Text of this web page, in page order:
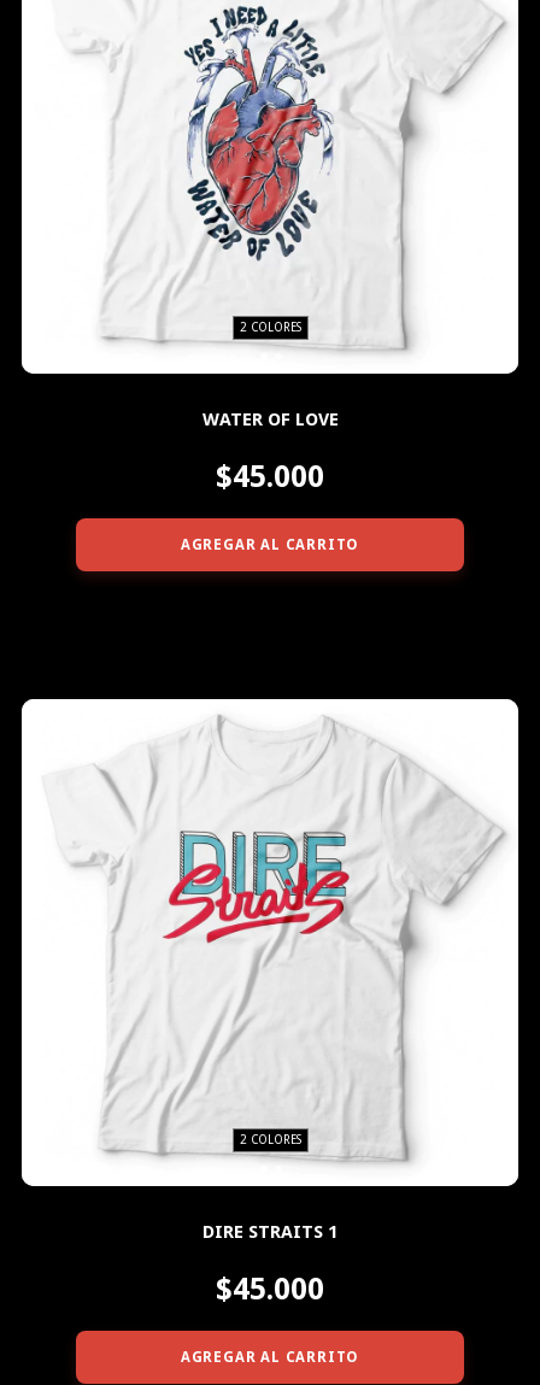
2 COLORES
WATER OF LOVE
$45.000
AGREGAR AL CARRITO
2 COLORES
DIRE STRAITS 1
$45.000
AGREGAR AL CARRITO